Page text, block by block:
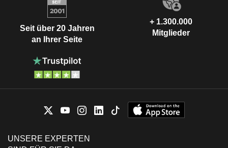
Seit über 20 Jahren
an Ihrer Seite
+ 1.300.000
Mitglieder
UNSERE EXPERTEN